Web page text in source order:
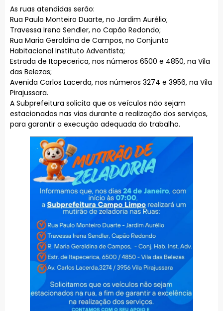
As ruas atendidas serão:
Rua Paulo Monteiro Duarte, no Jardim Aurélio;
Travessa Irena Sendler, no Capão Redondo;
Rua Maria Geraldina de Campos, no Conjunto
Habitacional Instituto Adventista;
Estrada de Itapecerica, nos números 6500 e 4850, na Vila
das Belezas;
Avenida Carlos Lacerda, nos números 3274 e 3956, na Vila
Pirajussara.
A Subprefeitura solicita que os veículos não sejam
estacionados nas vias durante a realização dos serviços,
para garantir a execução adequada do trabalho.